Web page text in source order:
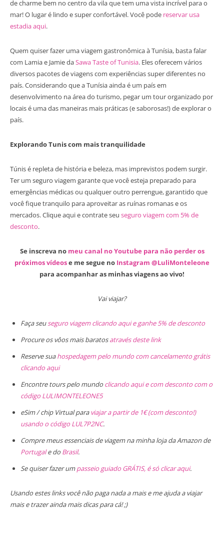
de charme bem no centro da vila que tem uma vista incrível para o
mar! O lugar é lindo e super confortável. Você pode reservar usa
estadia aqui.
Quem quiser fazer uma viagem gastronômica à Tunísia, basta falar
com Lamia e Jamie daSawa Taste of Tunisia. Eles oferecem vários
diversos pacotes de viagens com experiências super diferentes no
país. Considerando que a Tunísia ainda é um país em
desenvolvimento na área do turismo, pegar um tour organizado por
locais é uma das maneiras mais práticas (e saborosas!) de explorar o
país.
Explorando Tunis com mais tranquilidade
Túnis é repleta de história e beleza, mas imprevistos podem surgir.
Ter um seguro viagem garante que você esteja preparado para
emergências médicas ou qualquer outro perrengue, garantido que
você fique tranquilo para aproveitar as ruínas romanas e os
mercados. Clique aqui e contrate seu seguro viagem com 5% de
desconto.
Se inscreva no meu canal no Youtube para não perder os
próximos vídeose me segue no Instagram @LuliMonteleone
para acompanhar as minhas viagens ao vivo!
Vai viajar?
Faça seuseguro viagem clicando aqui e ganhe 5% de desconto
Procure os vôos mais baratosatravés deste link
Reserve suahospedagem pelo mundo com cancelamento grátis
clicando aqui
Encontre tours pelo mundo clicando aqui e com desconto com o
código LULIMONTELEONE5
eSim / chip Virtual paraviajar a partir de 1€ (com desconto!)
usando o código LUL7P2NC.
Compre meus essenciais de viagem na minha loja da Amazon de
Portugale do Brasil.
Se quiser fazer umpasseio guiado GRÁTIS, é só clicar aqui.
Usando estes links você não paga nada a mais e me ajuda a viajar
mais e trazer ainda mais dicas para cá! ;)